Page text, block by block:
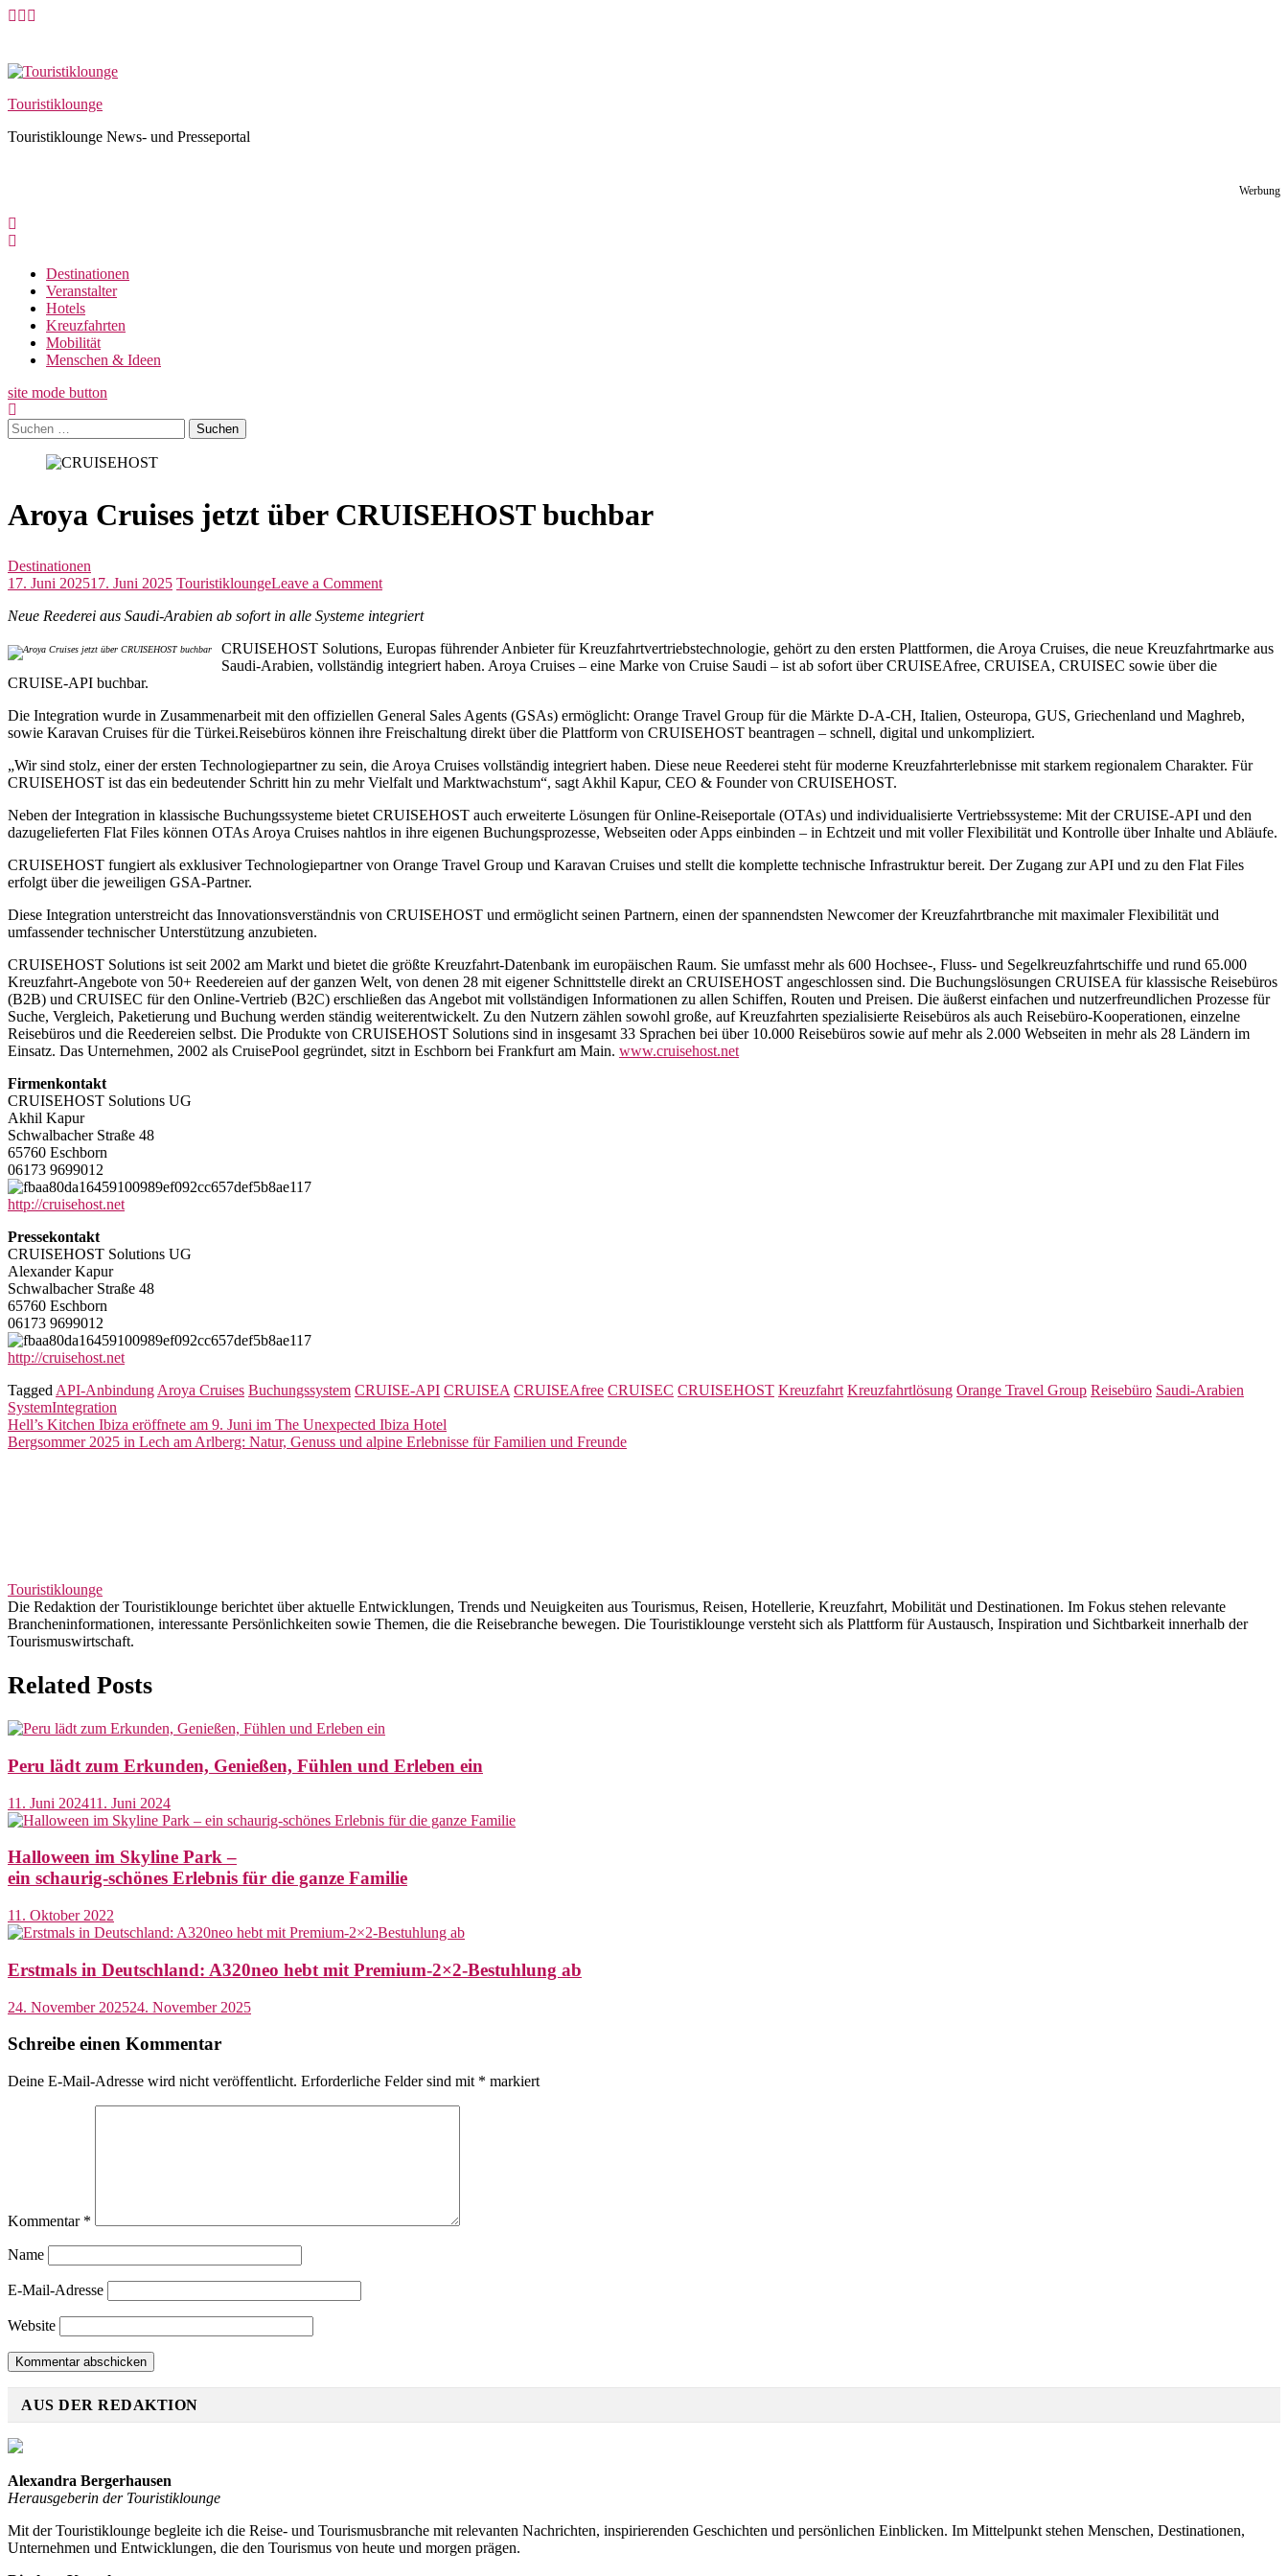
Skip
Touristiklounge
Touristiklounge News- und Presseportal
Werbung
Destinationen
Veranstalter
Hotels
Kreuzfahrten
Mobilität
Menschen & Ideen
site mode button
Suchen
nach:
Aroya Cruises jetzt über CRUISEHOST buchbar
Destinationen
17. Juni 202517. Juni 2025 TouristikloungeLeave a Commenton
Cruises
über
CRUISEHOST
Neue Reederei aus Saudi-Arabien ab sofort in alle Systeme integriert
CRUISEHOST Solutions, Europas führender Anbieter für Kreuzfahrtvertriebstechnologie, gehört zu den ersten Plattformen, die Aroya Cruises, die neue Kreuzfahrtmarke aus
Saudi-Arabien, vollständig integriert haben. Aroya Cruises – eine Marke von Cruise Saudi – ist ab sofort über CRUISEAfree, CRUISEA, CRUISEC sowie über die
CRUISE-API buchbar.
Die Integration wurde in Zusammenarbeit mit den offiziellen General Sales Agents (GSAs) ermöglicht: Orange Travel Group für die Märkte D-A-CH, Italien, Osteuropa, GUS, Griechenland und Maghreb,
sowie Karavan Cruises für die Türkei.Reisebüros können ihre Freischaltung direkt über die Plattform von CRUISEHOST beantragen – schnell, digital und unkompliziert.
„Wir sind stolz, einer der ersten Technologiepartner zu sein, die Aroya Cruises vollständig integriert haben. Diese neue Reederei steht für moderne Kreuzfahrterlebnisse mit starkem regionalem Charakter. Für
CRUISEHOST ist das ein bedeutender Schritt hin zu mehr Vielfalt und Marktwachstum“, sagt Akhil Kapur, CEO & Founder von CRUISEHOST.
Neben der Integration in klassische Buchungssysteme bietet CRUISEHOST auch erweiterte Lösungen für Online-Reiseportale (OTAs) und individualisierte Vertriebssysteme: Mit der CRUISE-API und den
dazugelieferten Flat Files können OTAs Aroya Cruises nahtlos in ihre eigenen Buchungsprozesse, Webseiten oder Apps einbinden – in Echtzeit und mit voller Flexibilität und Kontrolle über Inhalte und Abläufe.
CRUISEHOST fungiert als exklusiver Technologiepartner von Orange Travel Group und Karavan Cruises und stellt die komplette technische Infrastruktur bereit. Der Zugang zur API und zu den Flat Files
erfolgt über die jeweiligen GSA-Partner.
Diese Integration unterstreicht das Innovationsverständnis von CRUISEHOST und ermöglicht seinen Partnern, einen der spannendsten Newcomer der Kreuzfahrtbranche mit maximaler Flexibilität und
umfassender technischer Unterstützung anzubieten.
CRUISEHOST Solutions ist seit 2002 am Markt und bietet die größte Kreuzfahrt-Datenbank im europäischen Raum. Sie umfasst mehr als 600 Hochsee-, Fluss- und Segelkreuzfahrtschiffe und rund 65.000
Kreuzfahrt-Angebote von 50+ Reedereien auf der ganzen Welt, von denen 28 mit eigener Schnittstelle direkt an CRUISEHOST angeschlossen sind. Die Buchungslösungen CRUISEA für klassische Reisebüros
(B2B) und CRUISEC für den Online-Vertrieb (B2C) erschließen das Angebot mit vollständigen Informationen zu allen Schiffen, Routen und Preisen. Die äußerst einfachen und nutzerfreundlichen Prozesse für
Suche, Vergleich, Paketierung und Buchung werden ständig weiterentwickelt. Zu den Nutzern zählen sowohl große, auf Kreuzfahrten spezialisierte Reisebüros als auch Reisebüro-Kooperationen, einzelne
Reisebüros und die Reedereien selbst. Die Produkte von CRUISEHOST Solutions sind in insgesamt 33 Sprachen bei über 10.000 Reisebüros sowie auf mehr als 2.000 Webseiten in mehr als 28 Ländern im
Einsatz. Das Unternehmen, 2002 als CruisePool gegründet, sitzt in Eschborn bei Frankfurt am Main. www.cruisehost.net
Firmenkontakt
CRUISEHOST Solutions UG
Akhil Kapur
Schwalbacher Straße 48
65760 Eschborn
06173 9699012
http://cruisehost.net
Pressekontakt
CRUISEHOST Solutions UG
Alexander Kapur
Schwalbacher Straße 48
65760 Eschborn
06173 9699012
http://cruisehost.net
Tagged API-Anbindung Aroya Cruises Buchungssystem CRUISE-API CRUISEA CRUISEAfree CRUISEC CRUISEHOST Kreuzfahrt Kreuzfahrtlösung Orange Travel Group Reisebüro Saudi-Arabien
SystemIntegration
Beitragsnavigation
Hell’s Kitchen Ibiza eröffnete am 9. Juni im The Unexpected Ibiza Hotel
Bergsommer 2025 in Lech am Arlberg: Natur, Genuss und alpine Erlebnisse für Familien und Freunde
Touristiklounge
Die Redaktion der Touristiklounge berichtet über aktuelle Entwicklungen, Trends und Neuigkeiten aus Tourismus, Reisen, Hotellerie, Kreuzfahrt, Mobilität und Destinationen. Im Fokus stehen relevante
Brancheninformationen, interessante Persönlichkeiten sowie Themen, die die Reisebranche bewegen. Die Touristiklounge versteht sich als Plattform für Austausch, Inspiration und Sichtbarkeit innerhalb der
Tourismuswirtschaft.
Related Posts
Peru lädt zum Erkunden, Genießen, Fühlen und Erleben ein
11. Juni 202411. Juni 2024
Halloween im Skyline Park –
ein schaurig-schönes Erlebnis für die ganze Familie
11. Oktober 2022
Erstmals in Deutschland: A320neo hebt mit Premium-2×2-Bestuhlung ab
24. November 202524. November 2025
Schreibe einen Kommentar
Deine E-Mail-Adresse wird nicht veröffentlicht. Erforderliche Felder sind mit * markiert
Kommentar *
Name
E-Mail-Adresse
Website
AUS DER REDAKTION
Alexandra Bergerhausen
Herausgeberin der Touristiklounge
Mit der Touristiklounge begleite ich die Reise- und Tourismusbranche mit relevanten Nachrichten, inspirierenden Geschichten und persönlichen Einblicken. Im Mittelpunkt stehen Menschen, Destinationen,
Unternehmen und Entwicklungen, die den Tourismus von heute und morgen prägen.